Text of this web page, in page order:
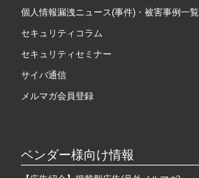
個人情報漏洩ニュース(事件)・被害事例一覧
セキュリティコラム
セキュリティセミナー
サイバ通信
メルマガ会員登録
ベンダー様向け情報